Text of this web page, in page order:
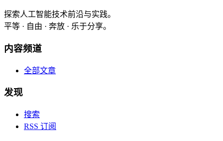
探索人工智能技术前沿与实践。
平等 · 自由 · 奔放 · 乐于分享。
内容频道
全部文章
发现
搜索
RSS 订阅